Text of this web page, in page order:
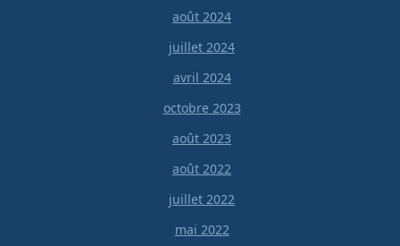
août 2024
juillet 2024
avril 2024
octobre 2023
août 2023
août 2022
juillet 2022
mai 2022